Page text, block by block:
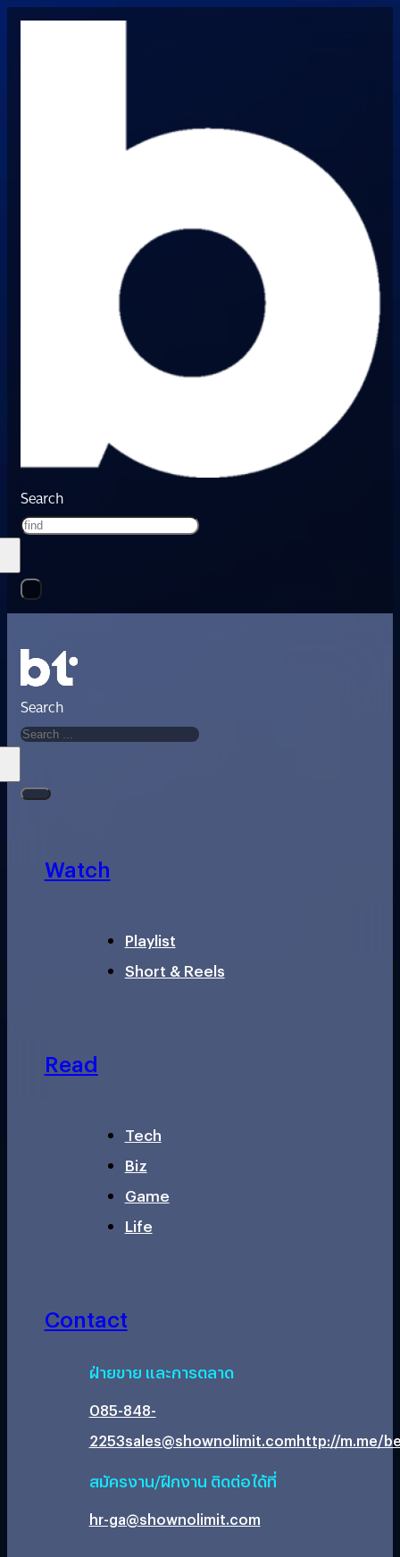
Search
Search
Watch
Playlist
Short & Reels
Read
Tech
Biz
Game
Life
Contact
ฝ่ายขาย และการตลาด
085-848-
2253sales@shownolimit.comhttp://m.me/
สมัครงาน/ฝึกงาน ติดต่อได้ที่
hr-ga@shownolimit.com